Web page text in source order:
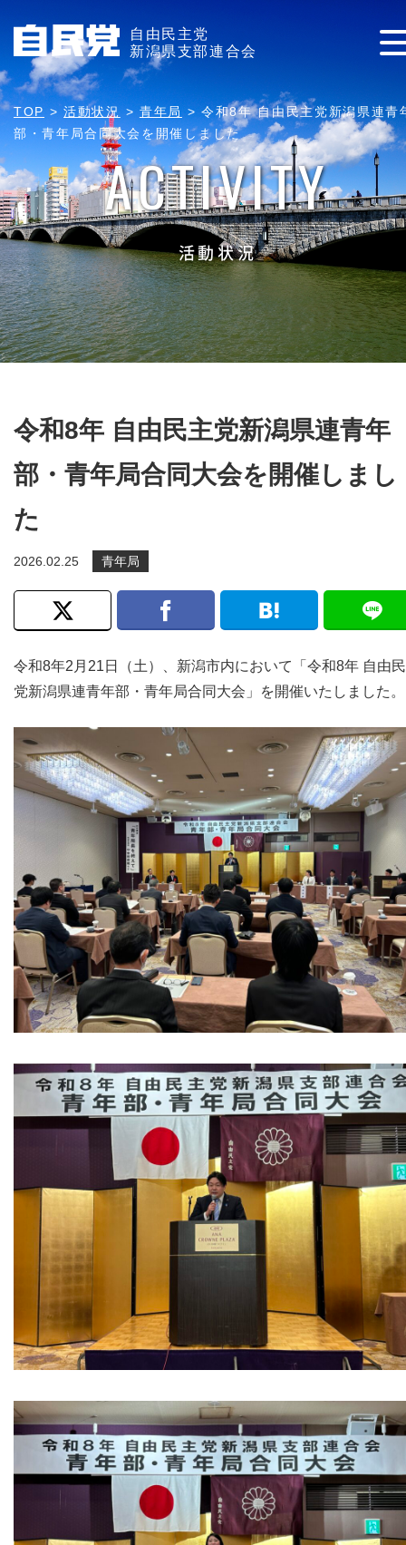
自由民主党
新潟県支部連合会
TOP >活動状況 > 青年局 >令和8年 自由民主党新潟県連青
部・青年局合同大会を開催しました
ACTIVITY
活動状況
令和8年 自由民主党新潟県連青年
部・青年局合同大会を開催しまし
た
2026.02.25 青年局
令和8年2月21日（土）、新潟市内において「令和8年 自由
党新潟県連青年部・青年局合同大会」を開催いたしました。